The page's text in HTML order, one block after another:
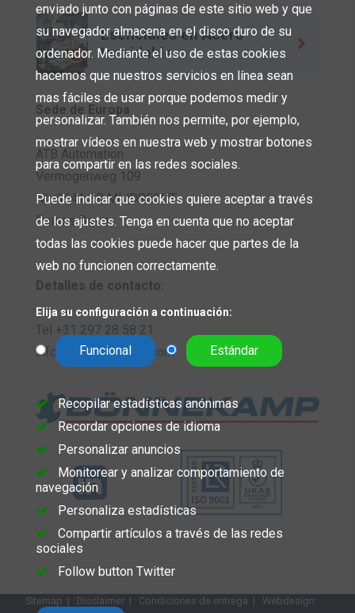
Esenciales en Acero
Inoxidable
Sede de Europa
ATB Automation
Vermogenweg 109
NL-3641 SR MIJDRECHT
Países Bajos
Detalles de contacto:
Tel +31 297 28 58 21
info@bonnekamp.eu.com
Sitemap | Disclaimer | Condiciones de entrega | Webdesign:
enviado junto con páginas de este sitio web y que
su navegador almacena en el disco duro de su
ordenador. Mediante el uso de estas cookies
hacemos que nuestros servicios en línea sean
mas fáciles de usar porque podemos medir y
personalizar. También nos permite, por ejemplo,
mostrar vídeos en nuestra web y mostrar botones
para compartir en las redes sociales.
Puede indicar que cookies quiere aceptar a través
de los ajustes. Tenga en cuenta que no aceptar
todas las cookies puede hacer que partes de la
web no funcionen correctamente.
Elija su configuración a continuación:
Funcional Estándar
Recopilar estadísticas anónimas
Recordar opciones de idioma
Personalizar anuncios
Monitorear y analizar comportamiento de
navegación
Personaliza estadísticas
Compartir artículos a través de las redes
sociales
Follow button Twitter